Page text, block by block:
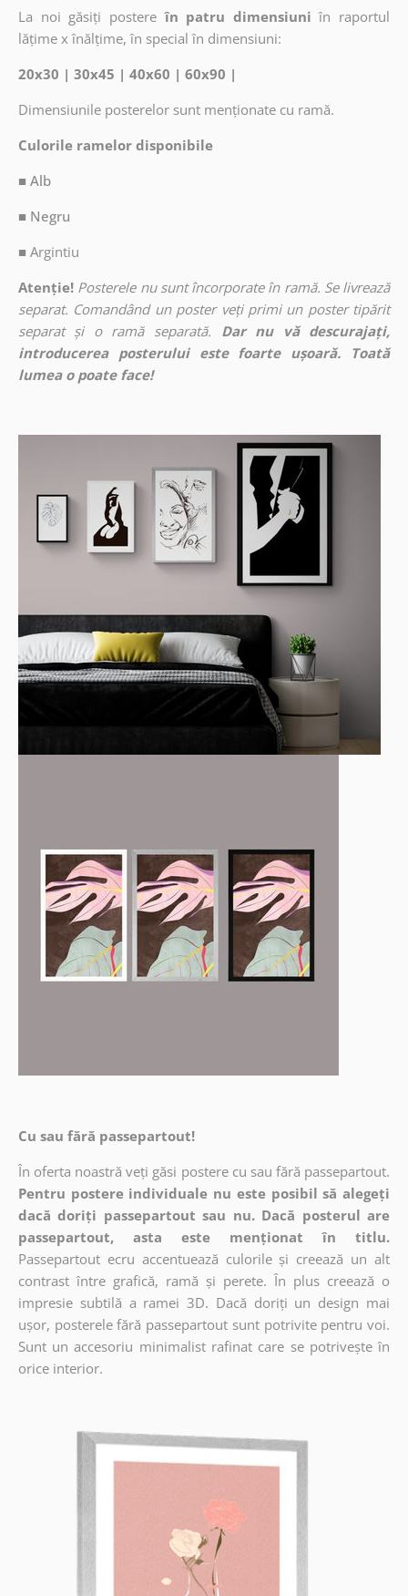
La noi găsiți postere în patru dimensiuni în raportul
lățime x înălțime, în special în dimensiuni:
20x30 | 30x45 | 40x60 | 60x90 |
Dimensiunile posterelor sunt menționate cu ramă.
Culorile ramelor disponibile
■ Alb
■ Negru
■ Argintiu
Atenție! Posterele nu sunt încorporate în ramă. Se livrează
separat. Comandând un poster veți primi un poster tipărit
separat și o ramă separată.
Dar nu vă descurajați,
introducerea posterului este foarte ușoară. Toată
lumea o poate face!
Cu sau fără passepartout!
În oferta noastră veți găsi postere cu sau fără passepartout.
Pentru postere individuale nu este posibil să alegeți
dacă doriți passepartout sau nu. Dacă posterul are
passepartout, asta este menționat în titlu.
Passepartout ecru accentuează culorile și creează un alt
contrast între grafică, ramă și perete. În plus creează o
impresie subtilă a ramei 3D. Dacă doriți un design mai
ușor, posterele fără passepartout sunt potrivite pentru voi.
Sunt un accesoriu minimalist rafinat care se potrivește în
orice interior.